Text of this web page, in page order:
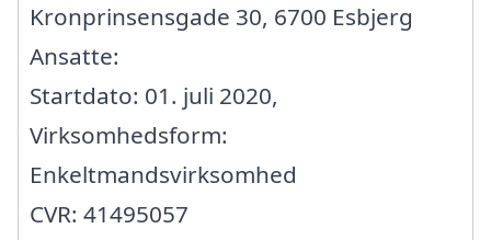
Kronprinsensgade 30, 6700 Esbjerg
Ansatte:
Startdato: 01. juli 2020,
Virksomhedsform:
Enkeltmandsvirksomhed
CVR: 41495057